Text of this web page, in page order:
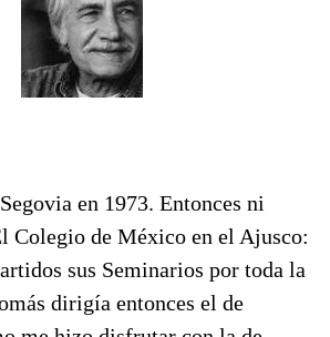
en 1973. Entonces ni
Colegio de México en el Ajusco:
sus Seminarios por toda la
dirigía entonces el de